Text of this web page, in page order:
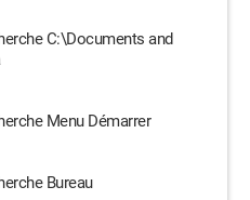
C:\Documents and
Menu Démarrer
Bureau